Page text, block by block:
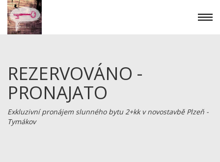
REZERVOVÁNO -
PRONAJATO
Exkluzivní pronájem slunného bytu 2+kk v novostavbě Plzeň -
Tymákov